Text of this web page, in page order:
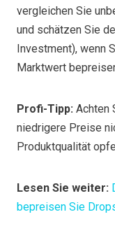
vergleichen Sie
und schätzen Sie
Investment), wenn
Marktwert
Profi-Tipp: Achten
niedrigere Preise
Produktqualität
Lesen Sie weiter:
bepreisen Sie